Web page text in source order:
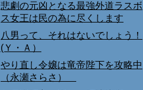
悲劇の元凶となる最強外道ラスボ
ス女王は民の為に尽くします
八男って、それはないでしょう！
(Ｙ・Ａ）
やり直し令嬢は竜帝陛下を攻略中
（永瀬さらさ）